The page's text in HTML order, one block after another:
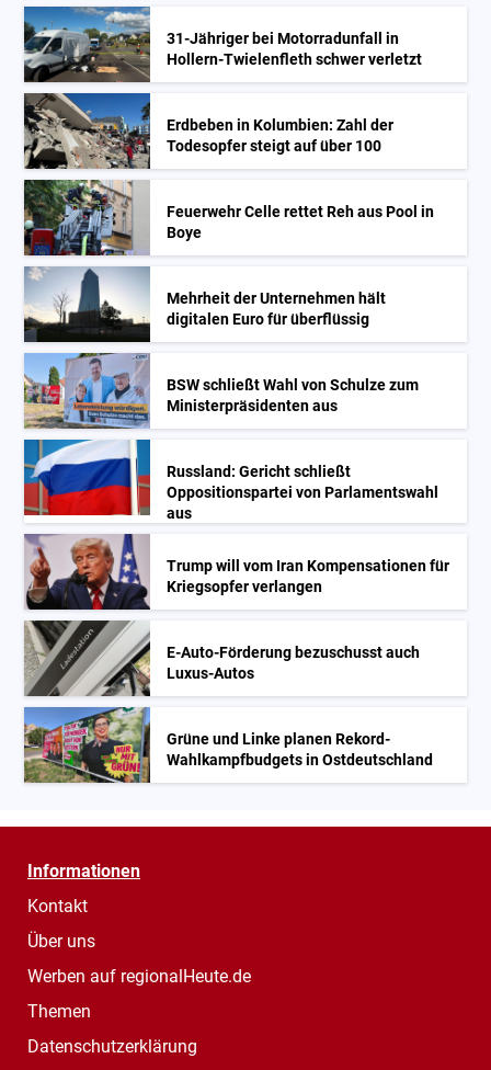
31-Jähriger bei Motorradunfall in
Hollern-Twielenfleth schwer verletzt
Erdbeben in Kolumbien: Zahl der
Todesopfer steigt auf über 100
Feuerwehr Celle rettet Reh aus Pool in
Boye
Mehrheit der Unternehmen hält
digitalen Euro für überflüssig
BSW schließt Wahl von Schulze zum
Ministerpräsidenten aus
Russland: Gericht schließt
Oppositionspartei von Parlamentswahl
aus
Trump will vom Iran Kompensationen für
Kriegsopfer verlangen
E-Auto-Förderung bezuschusst auch
Luxus-Autos
Grüne und Linke planen Rekord-
Wahlkampfbudgets in Ostdeutschland
Informationen
Kontakt
Über uns
Werben auf regionalHeute.de
Themen
Datenschutzerklärung